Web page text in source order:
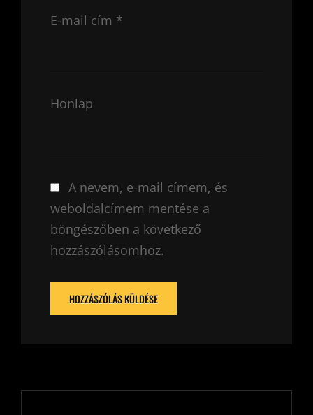
E-mail cím *
Honlap
A nevem, e-mail címem, és
weboldalcímem mentése a
böngészőben a következő
hozzászólásomhoz.